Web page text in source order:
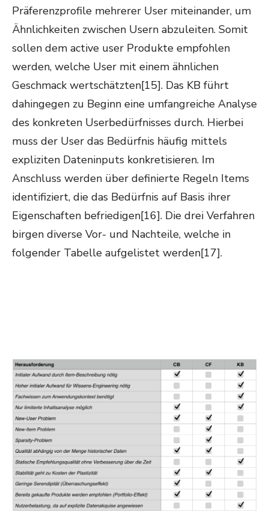
Präferenzprofile mehrerer User miteinander, um
Ähnlichkeiten zwischen Usern abzuleiten. Somit
sollen dem active user Produkte empfohlen
werden, welche User mit einem ähnlichen
Geschmack wertschätzten[15]. Das KB führt
dahingegen zu Beginn eine umfangreiche Analyse
des konkreten Userbedürfnisses durch. Hierbei
muss der User das Bedürfnis häufig mittels
expliziten Dateninputs konkretisieren. Im
Anschluss werden über definierte Regeln Items
identifiziert, die das Bedürfnis auf Basis ihrer
Eigenschaften befriedigen[16]. Die drei Verfahren
birgen diverse Vor- und Nachteile, welche in
folgender Tabelle aufgelistet werden[17].